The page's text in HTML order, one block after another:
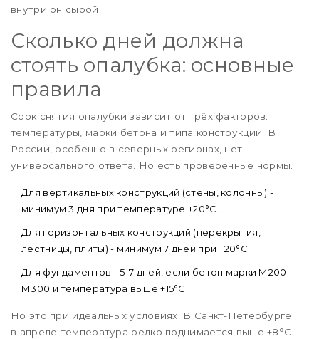
внутри он сырой.
Сколько дней должна
стоять опалубка: основные
правила
Срок снятия опалубки зависит от трёх факторов:
температуры, марки бетона и типа конструкции. В
России, особенно в северных регионах, нет
универсального ответа. Но есть проверенные нормы.
Для вертикальных конструкций (стены, колонны) -
минимум 3 дня при температуре +20°C.
Для горизонтальных конструкций (перекрытия,
лестницы, плиты) - минимум 7 дней при +20°C.
Для фундаментов - 5-7 дней, если бетон марки М200-
М300 и температура выше +15°C.
Но это при идеальных условиях. В Санкт-Петербурге
в апреле температура редко поднимается выше +8°C.